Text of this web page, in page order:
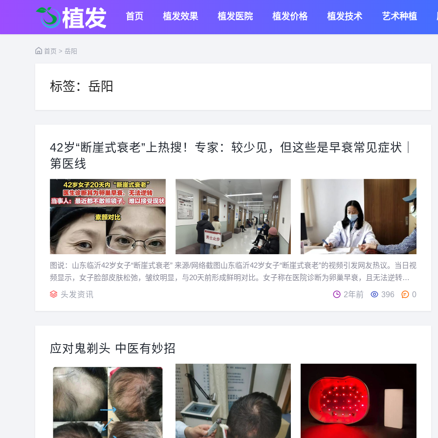
首页 植发效果 植发医院 植发价格 植发技术 艺术种植
首页 > 岳阳
标签：岳阳
42岁“断崖式衰老”上热搜！专家：较少见，但这些是早衰常见症状｜
第医线
图说：山东临沂42岁女子“断崖式衰老” 来源/网络截图山东临沂42岁女子“断崖式衰老”的视频引发网友热议。当日视
频显示，女子脸部皮肤松弛，皱纹明显，与20天前形成鲜明对比。女子称在医院诊断为卵巢早衰，且无法逆转。
这个视频让不少女性有点慌。真的存在“断崖式衰...
头发资讯 2年前 396 0
应对鬼剃头 中医有妙招